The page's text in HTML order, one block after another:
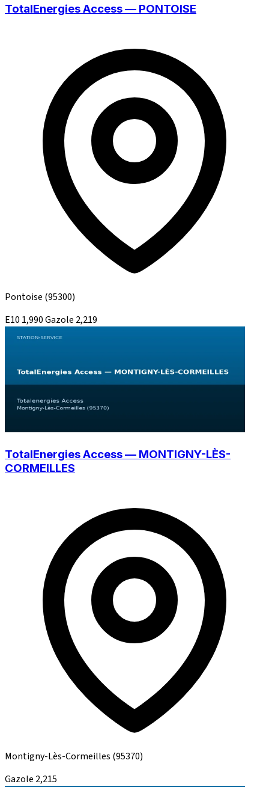
TotalEnergies Access — PONTOISE
Pontoise (95300)
E10 1,990Gazole 2,219
TotalEnergies Access — MONTIGNY-LÈS-
CORMEILLES
Montigny-Lès-Cormeilles (95370)
Gazole 2,215